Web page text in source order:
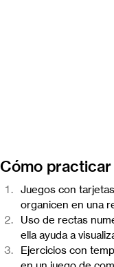
Cómo
Juegos con
organicen en una
Uso de rectas
ella ayuda a
Ejercicios con